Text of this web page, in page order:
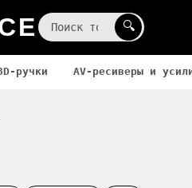
🔍
ручки AV-ресиверы и